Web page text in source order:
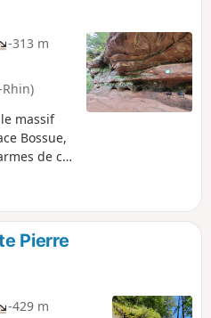
-313 m
massif
Bossue,
de ce
maisons
Pierre
-429 m